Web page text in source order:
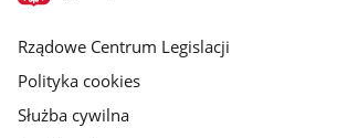
Rządowe Centrum Legislacji
Polityka cookies
Służba cywilna